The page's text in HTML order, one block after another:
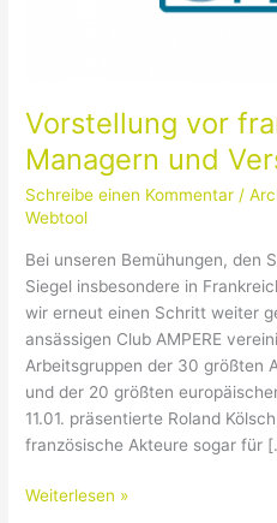
Vorstellung vor
Managern und
Schreibe einen Kommentar /
Webtool
Bei unseren Bemühungen, den
Siegel insbesondere in
wir erneut einen Schritt weiter
ansässigen Club AMPERE
Arbeitsgruppen der 30 größten
und der 20 größten
11.01. präsentierte Roland
französische Akteure sogar für
Weiterlesen »